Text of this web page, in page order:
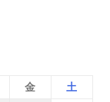
金 土